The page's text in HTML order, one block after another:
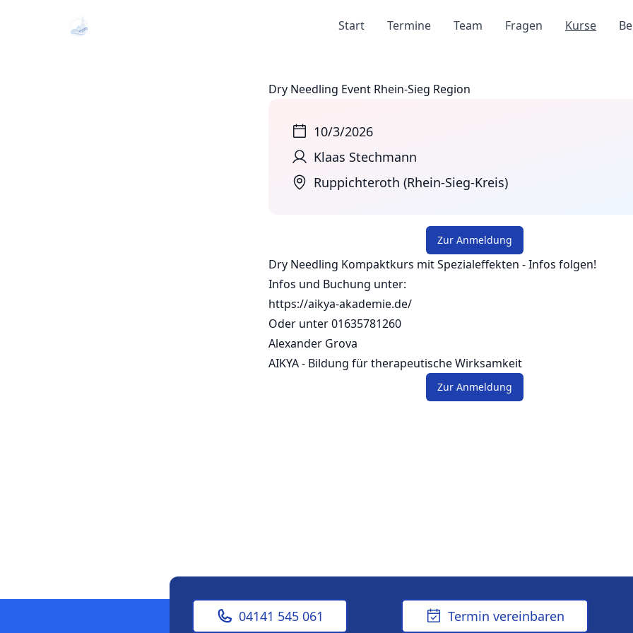
Start Termine Team Fragen Kurse
Dry Needling Event Rhein-Sieg Region
10/3/2026
Klaas Stechmann
Ruppichteroth (Rhein-Sieg-Kreis)
Zur Anmeldung
Dry Needling Kompaktkurs mit Spezialeffekten - Infos folgen!
Infos und Buchung unter:
https://aikya-akademie.de/
Oder unter 01635781260
Alexander Grova
AIKYA - Bildung für therapeutische Wirksamkeit
Zur Anmeldung
04141 545 061 Termin vereinbaren